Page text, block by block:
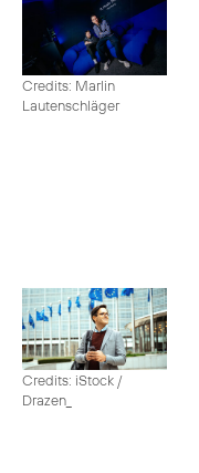
Credits: Marlin
Lautenschläger
Credits: iStock /
Drazen_